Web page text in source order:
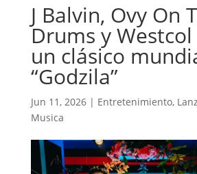
J Balvin, Ovy On
Drums y
un clásico
“Godzila”
Jun 11, 2026| Entretenimiento,
Musica